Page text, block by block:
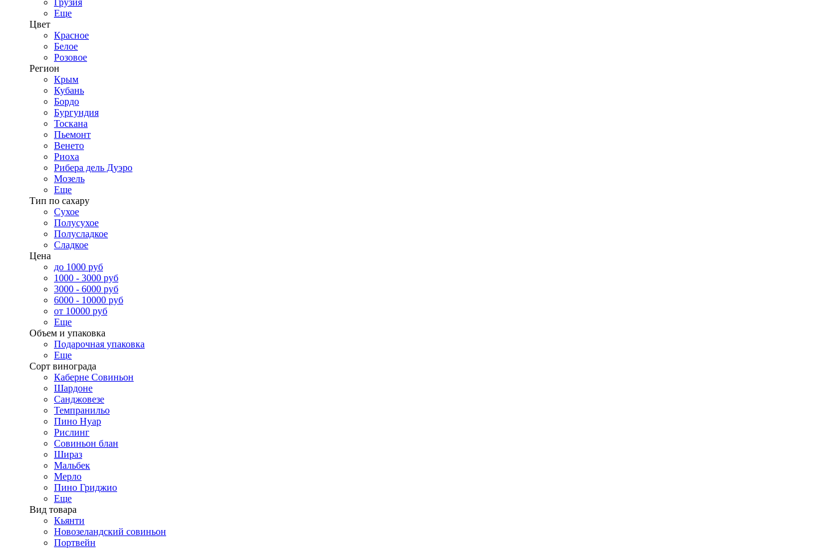
Грузия
Еще
Цвет
Красное
Белое
Розовое
Регион
Крым
Кубань
Бордо
Бургундия
Тоскана
Пьемонт
Венето
Риоха
Рибера дель Дуэро
Мозель
Еще
Тип по сахару
Сухое
Полусухое
Полусладкое
Сладкое
Цена
до 1000 руб
1000 - 3000 руб
3000 - 6000 руб
6000 - 10000 руб
от 10000 руб
Еще
Объем и упаковка
Подарочная упаковка
Еще
Сорт винограда
Каберне Совиньон
Шардоне
Санджовезе
Темпранильо
Пино Нуар
Рислинг
Совиньон блан
Шираз
Мальбек
Мерло
Пино Гриджио
Еще
Вид товара
Кьянти
Новозеландский совиньон
Портвейн